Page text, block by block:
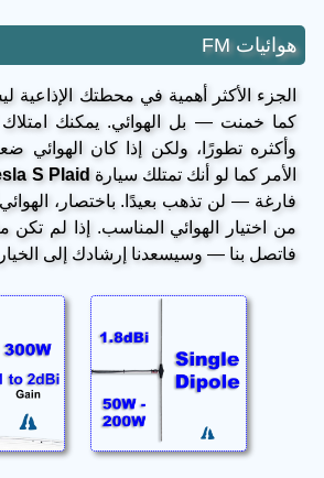
هوائيات FM
الجزء الأكثر أهمية في محطتك
كما خمنت — بل الهوائي. يمكنك
وأكثره تطورًا، ولكن إذا كان الهوائي
الأمر كما لو أنك تمتلك سيارةS Plaid
فارغة — لن تذهب بعيدًا. باختصار، الهوائي
من اختيار الهوائي المناسب. إذا لم تكن
فاتصل بنا — وسيسعدنا إرشادك إلى الخيار